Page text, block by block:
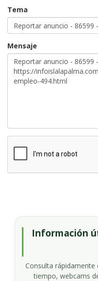
Tema
Mensaje
Información
Consulta rápidamente
tiempo, webcams